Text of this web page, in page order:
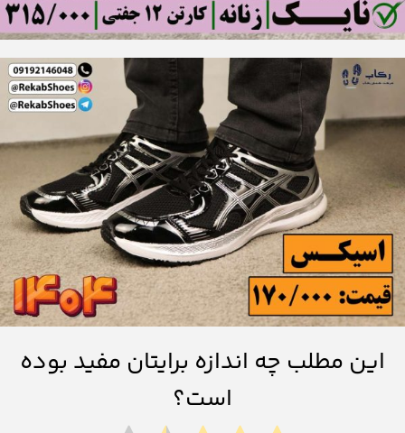
این مطلب چه اندازه برایتان مفید بوده
است؟